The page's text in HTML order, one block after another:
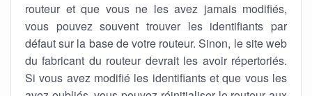
routeur et que vous ne les avez jamais modifiés,
vous pouvez souvent trouver les identifiants par
défaut sur la base de votre routeur. Sinon, le site web
du fabricant du routeur devrait les avoir répertoriés.
Si vous avez modifié les identifiants et que vous les